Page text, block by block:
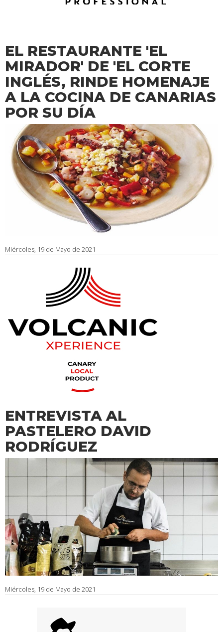
EL RESTAURANTE 'EL
MIRADOR' DE 'EL CORTE
INGLÉS, RINDE HOMENAJE
A LA COCINA DE CANARIAS
POR SU DÍA
Miércoles, 19 de Mayo de 2021
ENTREVISTA AL
PASTELERO DAVID
RODRÍGUEZ
Miércoles, 19 de Mayo de 2021